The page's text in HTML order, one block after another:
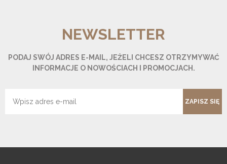
NEWSLETTER
PODAJ SWÓJ ADRES E-MAIL, JEŻELI CHCESZ OTRZYMYWAĆ
INFORMACJE O NOWOŚCIACH I PROMOCJACH.
ZAPISZ SIĘ